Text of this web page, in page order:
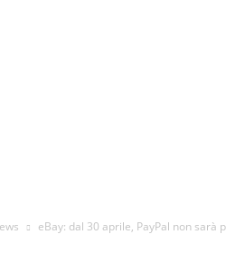
eBay: dal 30 aprile, PayPal non sarà